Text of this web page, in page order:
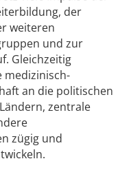
der
weiteren
und zur
Gleichzeitig
medizinisch-
an die politischen
zentrale
zügig und